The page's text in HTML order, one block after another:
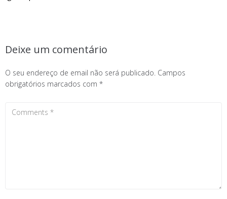
Deixe um comentário
O seu endereço de email não será publicado. Campos
obrigatórios marcados com *